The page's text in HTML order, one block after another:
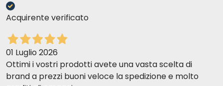
THUNFISCH UND ALGEN
Zusammensetzung:
spp.) 0,02 %, Reis 1,5 %
Nahrungsergänzungsmittel/kg
Cristina F
Era la prima volta che acquistavo la Schesir: i miei gatti hanno
apprezzato molto!
Claudia c
21-03-2017
Tutto perfetto. Consigliatissimo.
Acquirente verificato
01 Luglio 2026
Ottimi i vostri prodotti avete una vasta scelta di
brand a prezzi buoni veloce la spedizione e molto